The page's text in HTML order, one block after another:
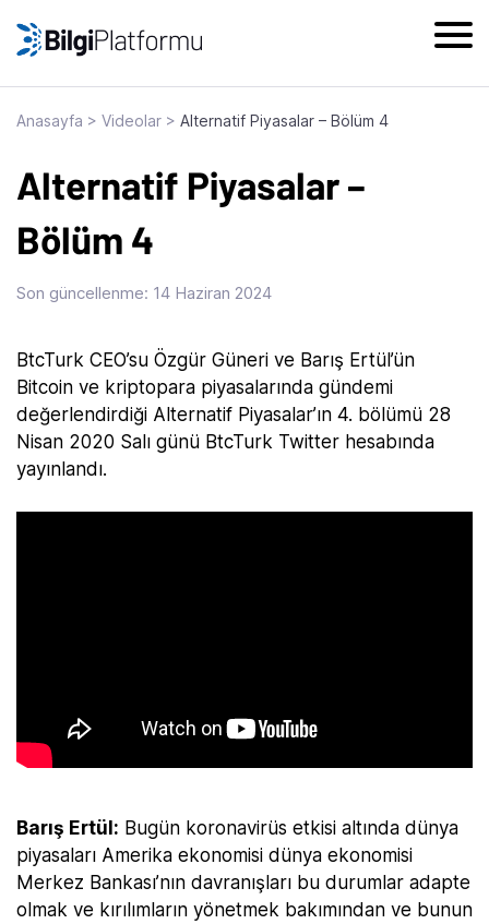
Anasayfa > Videolar > Alternatif Piyasalar – Bölüm 4
Alternatif Piyasalar –
Bölüm 4
Son güncellenme: 14 Haziran 2024
BtcTurk CEO’su Özgür Güneri ve Barış Ertül’ün
Bitcoin ve kriptopara piyasalarında gündemi
değerlendirdiği Alternatif Piyasalar’ın 4. bölümü 28
Nisan 2020 Salı günü BtcTurk Twitter hesabında
yayınlandı.
Barış Ertül: Bugün koronavirüs etkisi altında dünya
piyasaları Amerika ekonomisi dünya ekonomisi
Merkez Bankası’nın davranışları bu durumlar adapte
olmak ve kırılımların yönetmek bakımından ve bunun